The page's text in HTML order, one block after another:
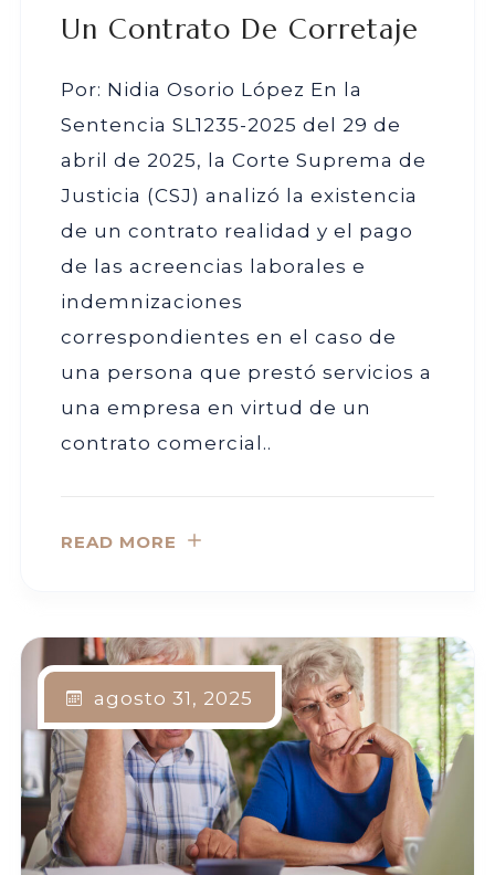
Un Contrato De Corretaje
Por: Nidia Osorio López En la
Sentencia SL1235-2025 del 29 de
abril de 2025, la Corte Suprema de
Justicia (CSJ) analizó la existencia
de un contrato realidad y el pago
de las acreencias laborales e
indemnizaciones
correspondientes en el caso de
una persona que prestó servicios a
una empresa en virtud de un
contrato comercial..
READ MORE
agosto 31, 2025